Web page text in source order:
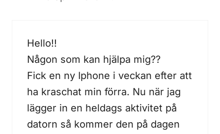
Hello!!
Någon som kan hjälpa mig??
Fick en ny Iphone i veckan efter att
ha kraschat min förra. Nu när jag
lägger in en heldags aktivitet på
datorn så kommer den på dagen